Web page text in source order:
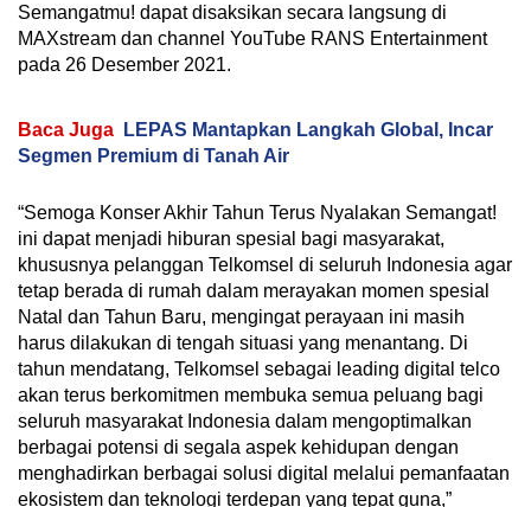
Semangatmu! dapat disaksikan secara langsung di
MAXstream dan channel YouTube RANS Entertainment
pada 26 Desember 2021.
Baca Juga
LEPAS Mantapkan Langkah Global, Incar
Segmen Premium di Tanah Air
“Semoga Konser Akhir Tahun Terus Nyalakan Semangat!
ini dapat menjadi hiburan spesial bagi masyarakat,
khususnya pelanggan Telkomsel di seluruh Indonesia agar
tetap berada di rumah dalam merayakan momen spesial
Natal dan Tahun Baru, mengingat perayaan ini masih
harus dilakukan di tengah situasi yang menantang. Di
tahun mendatang, Telkomsel sebagai leading digital telco
akan terus berkomitmen membuka semua peluang bagi
seluruh masyarakat Indonesia dalam mengoptimalkan
berbagai potensi di segala aspek kehidupan dengan
menghadirkan berbagai solusi digital melalui pemanfaatan
ekosistem dan teknologi terdepan yang tepat guna,”